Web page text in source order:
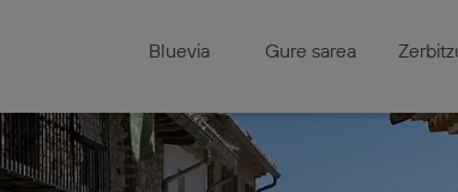
Bluevia Gure sarea